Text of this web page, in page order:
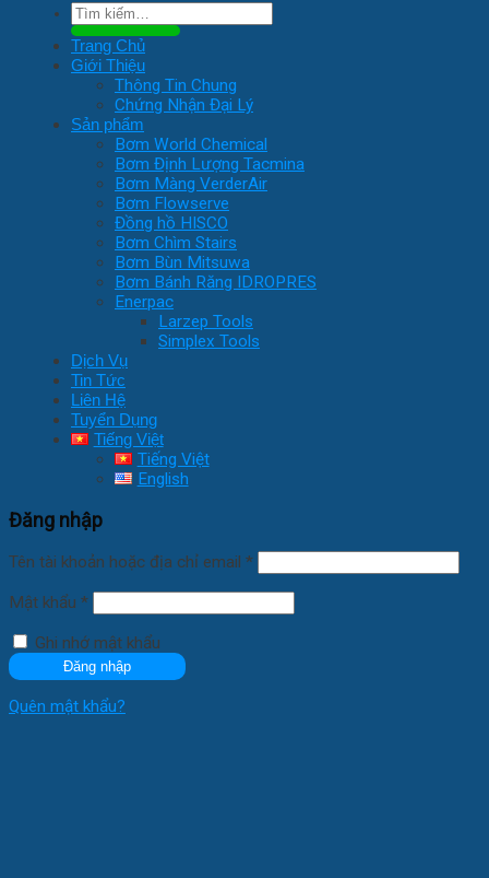
Tìm
kiếm:
Trang Chủ
Giới Thiệu
Thông Tin Chung
Chứng Nhận Đại Lý
Sản phẩm
Bơm World Chemical
Bơm Định Lượng Tacmina
Bơm Màng VerderAir
Bơm Flowserve
Đồng hồ HISCO
Bơm Chìm Stairs
Bơm Bùn Mitsuwa
Bơm Bánh Răng IDROPRES
Enerpac
Larzep Tools
Simplex Tools
Dịch Vụ
Tin Tức
Liên Hệ
Tuyển Dụng
Tiếng Việt
Tiếng Việt
English
Đăng nhập
Tên tài khoản hoặc địa chỉ email *
Mật khẩu *
Ghi nhớ mật khẩu
Đăng nhập
Quên mật khẩu?